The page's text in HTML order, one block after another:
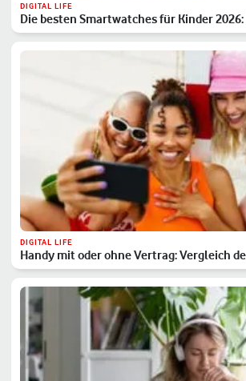
DIGITAL LIFE
Die besten Smartwatches für Kinder 2026:
DIGITAL LIFE
Handy mit oder ohne Vertrag: Vergleich